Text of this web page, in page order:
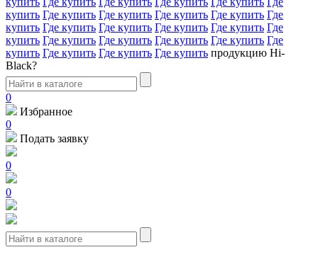
купить Где купить Где купить Где купить Где купить Где
купить Где купить Где купить Где купить Где купить Где
купить Где купить Где купить Где купить Где купить Где
купить Где купить Где купить Где купить продукцию Hi-
Black?
0
Избранное
0
Подать заявку
0
0